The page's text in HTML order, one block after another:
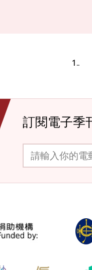
1..
訂閱電子季
請輸入你的電郵地址